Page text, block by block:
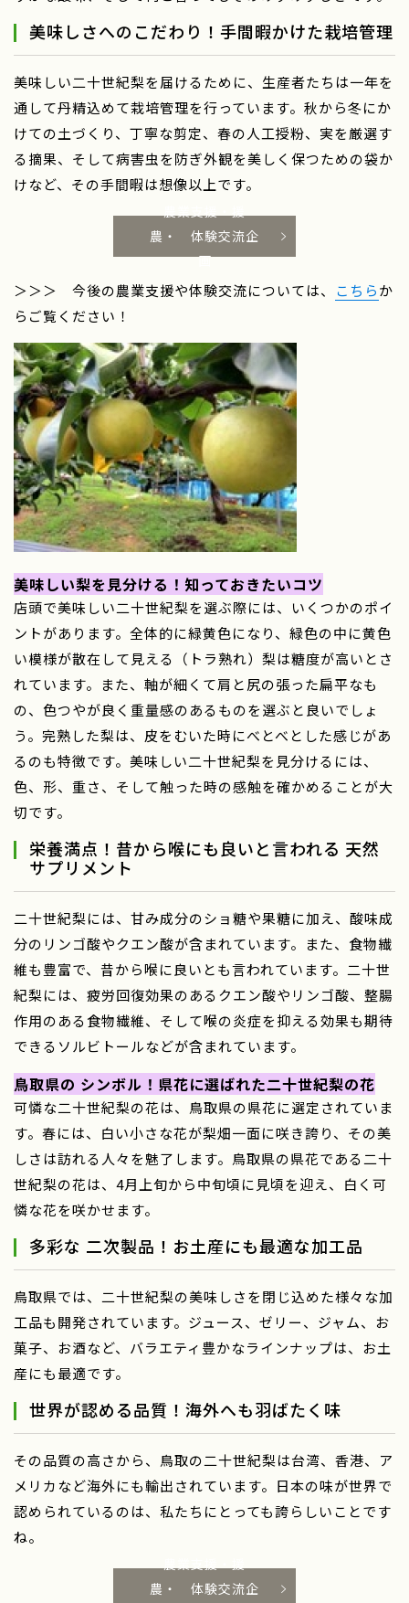
美味しさへのこだわり！手間暇かけた栽培管理
美味しい二十世紀梨を届けるために、生産者たちは一年を
通して丹精込めて栽培管理を行っています。秋から冬にか
けての土づくり、丁寧な剪定、春の人工授粉、実を厳選す
る摘果、そして病害虫を防ぎ外観を美しく保つための袋か
けなど、その手間暇は想像以上です。
農業支援・援
農・ 体験交流企
画
＞＞＞ 今後の農業支援や体験交流については、 こちらか
らご覧ください！
美味しい梨を見分ける！知っておきたいコツ
店頭で美味しい二十世紀梨を選ぶ際には、いくつかのポイ
ントがあります。全体的に緑黄色になり、緑色の中に黄色
い模様が散在して見える（トラ熟れ）梨は糖度が高いとさ
れています。また、軸が細くて肩と尻の張った扁平なも
の、色つやが良く重量感のあるものを選ぶと良いでしょ
う。完熟した梨は、皮をむいた時にべとべとした感じがあ
るのも特徴です。美味しい二十世紀梨を見分けるには、
色、形、重さ、そして触った時の感触を確かめることが大
切です。
栄養満点！昔から喉にも良いと言われる 天然
サプリメント
二十世紀梨には、甘み成分のショ糖や果糖に加え、酸味成
分のリンゴ酸やクエン酸が含まれています。また、食物繊
維も豊富で、昔から喉に良いとも言われています。二十世
紀梨には、疲労回復効果のあるクエン酸やリンゴ酸、整腸
作用のある食物繊維、そして喉の炎症を抑える効果も期待
できるソルビトールなどが含まれています。
鳥取県の シンボル！県花に選ばれた二十世紀梨の花
可憐な二十世紀梨の花は、鳥取県の県花に選定されていま
す。春には、白い小さな花が梨畑一面に咲き誇り、その美
しさは訪れる人々を魅了します。鳥取県の県花である二十
世紀梨の花は、4月上旬から中旬頃に見頃を迎え、白く可
憐な花を咲かせます。
多彩な 二次製品！お土産にも最適な加工品
鳥取県では、二十世紀梨の美味しさを閉じ込めた様々な加
工品も開発されています。ジュース、ゼリー、ジャム、お
菓子、お酒など、バラエティ豊かなラインナップは、お土
産にも最適です。
世界が認める品質！海外へも羽ばたく味
その品質の高さから、鳥取の二十世紀梨は台湾、香港、ア
メリカなど海外にも輸出されています。日本の味が世界で
認められているのは、私たちにとっても誇らしいことです
ね。
農業支援・援
農・ 体験交流企